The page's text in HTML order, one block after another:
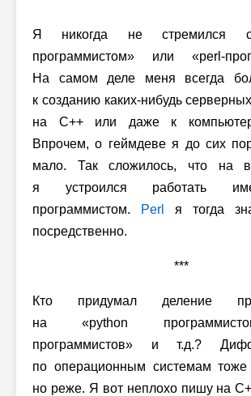
Я никогда не стремился
программистом» или «perl-
На самом деле меня всегда
к созданию каких-нибудь
на C++ или даже к
Впрочем, о геймдеве я до сих
мало. Так сложилось, что на
я устроился работать
программистом.
Perl
я тогда
посредственно.
***
Кто придумал деление
на «python
программистов» и т.д.?
по операционным системам тоже
но реже. Я вот неплохо пишу на